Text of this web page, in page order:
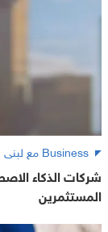
Business مع لبنى
شركات الذكاء
المستثمرين